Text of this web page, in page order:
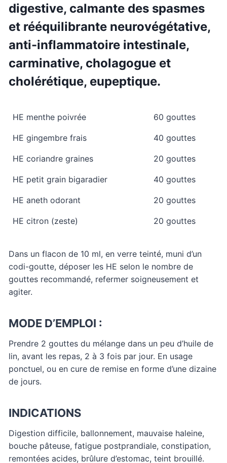
digestive, calmante des spasmes
et rééquilibrante neurovégétative,
anti-inflammatoire intestinale,
carminative, cholagogue et
cholérétique, eupeptique.
HE menthe poivrée 60 gouttes
HE gingembre frais 40 gouttes
HE coriandre graines 20 gouttes
HE petit grain bigaradier 40 gouttes
HE aneth odorant 20 gouttes
HE citron (zeste) 20 gouttes
Dans un flacon de 10 ml, en verre teinté, muni d’un
codi-goutte, déposer les HE selon le nombre de
gouttes recommandé, refermer soigneusement et
agiter.
MODE D’EMPLOI :
Prendre 2 gouttes du mélange dans un peu d’huile de
lin, avant les repas, 2 à 3 fois par jour. En usage
ponctuel, ou en cure de remise en forme d’une dizaine
de jours.
INDICATIONS
Digestion difficile, ballonnement, mauvaise haleine,
bouche pâteuse, fatigue postprandiale, constipation,
remontées acides, brûlure d’estomac, teint brouillé.